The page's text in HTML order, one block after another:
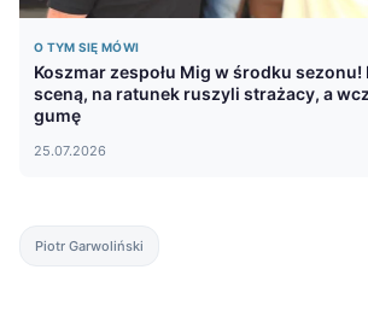
O TYM SIĘ MÓWI
Koszmar zespołu Mig w środku sezonu!
sceną, na ratunek ruszyli strażacy, a
gumę
25.07.2026
Piotr Garwoliński